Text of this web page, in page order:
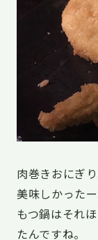
肉巻きおにぎ
美味しかったー
もつ鍋はそれ
たんですね。